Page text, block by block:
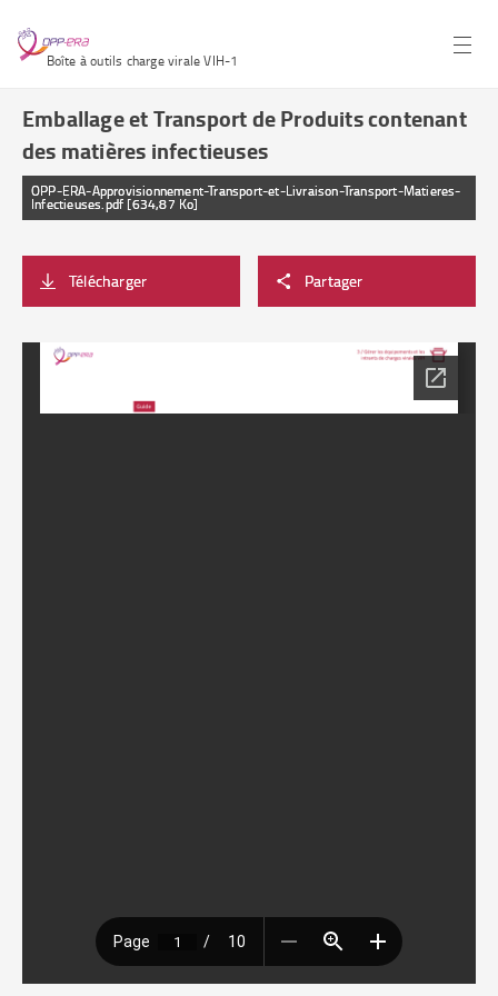
Boîte à outils charge virale VIH-1
Emballage et Transport de Produits contenant
des matières infectieuses
OPP-ERA-Approvisionnement-Transport-et-Livraison-Transport-Matieres-
Infectieuses.pdf [634,87 Ko]
Télécharger Partager